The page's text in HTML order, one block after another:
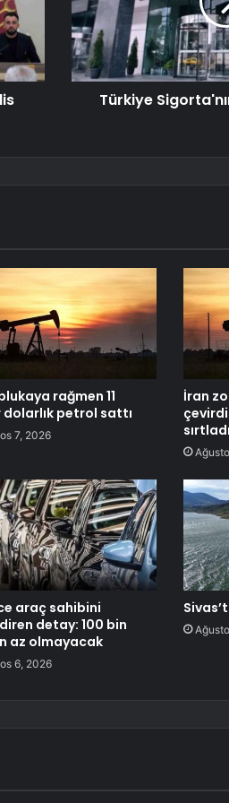
Türkiye
rağmen 11
petrol sattı
7, 2026
İran
sırtladı
araç sahibini
detay: 100 bin
az olmayacak
6, 2026